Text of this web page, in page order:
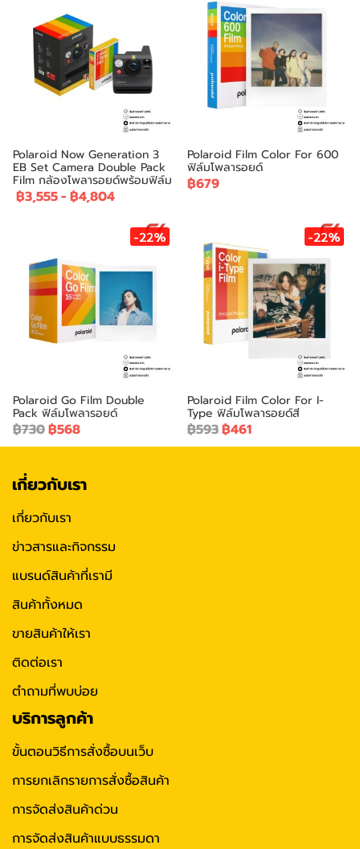
Polaroid Now Generation 3
EB Set Camera Double Pack
Film กล้องโพลารอยด์พร้อมฟิล์ม
฿3,555- ฿4,804
Polaroid Film Color For 600
ฟิล์มโพลารอยด์
฿679
-22%
Polaroid Go Film Double
Pack ฟิล์มโพลารอยด์
฿730฿568
-22%
Polaroid Film Color For I-
Type ฟิล์มโพลารอยด์สี
฿593฿461
เกี่ยวกับเรา
เกี่ยวกับเรา
ข่าวสารและกิจกรรม
แบรนด์สินค้าที่เรามี
สินค้าทั้งหมด
ขายสินค้าให้เรา
ติดต่อเรา
ตำถามที่พบบ่อย
บริการลูกค้า
ขั้นตอนวิธีการสั่งซื้อบนเว็บ
การยกเลิกรายการสั่งซื้อสินค้า
การจัดส่งสินค้าด่วน
การจัดส่งสินค้าแบบธรรมดา